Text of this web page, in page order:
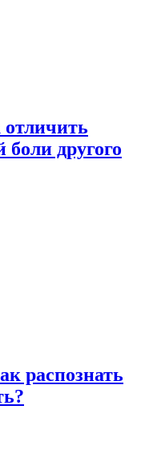
отличить
боли другого
распознать